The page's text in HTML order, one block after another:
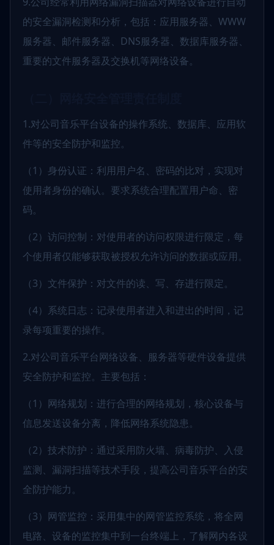
的安全漏洞检测和分析，包括：应用服务器、WWW
服务器、邮件服务器、DNS服务器、数据库服务器、
重要的文件服务器及交换机等网络设备。
1.对公司音乐平台设备的操作系统、数据库、应用软
件等的安全防护和监控。
（1）身份认证：利用用户名、密码的比对，实现对
使用者身份的确认。要求系统合理配置用户命、密
码。
（2）访问控制：对使用者的访问权限进行限定，每
个使用者仅能够获取被授权允许访问的数据或应用。
（3）文件保护：对文件的读、写、存进行限定。
（4）系统日志：记录使用者进入和进出的时间，记
录每项重要的操作。
2.对公司音乐平台网络设备、服务器等硬件设备提供
安全防护和监控。主要包括：
（1）网络规划：进行合理的网络规划，核心设备与
信息发送设备分离，降低网络系统隐患。
（2）技术防护：通过采用防火墙、病毒防护、入侵
监测、漏洞扫描等技术手段，提高公司音乐平台的安
全防护能力。
（3）网管监控：采用集中的网管监控系统，将全网
电路、设备的监控集中到一台终端上，了解网内各设